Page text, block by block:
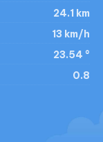
24.1 km
13 km/h
23.54 °
0.8